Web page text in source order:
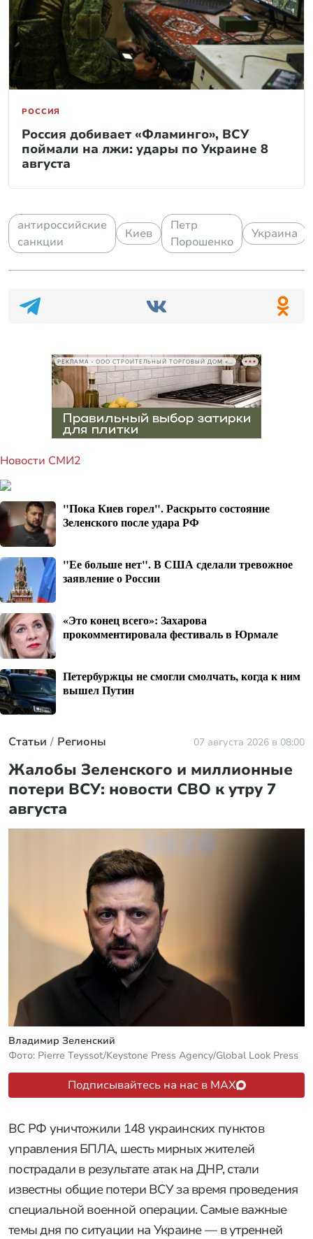
РОССИЯ
Россия добивает «Фламинго», ВСУ
поймали на лжи: удары по Украине 8
августа
антироссийские
санкции
Киев
Петр
Порошенко
Украина
Новости СМИ2
"Пока Киев горел". Раскрыто состояние
Зеленского после удара РФ
"Ее больше нет". В США сделали тревожное
заявление о России
«Это конец всего»: Захарова
прокомментировала фестиваль в Юрмале
Петербуржцы не смогли смолчать, когда к ним
вышел Путин
Статьи Регионы 07 августа 2026 в 08:00
Жалобы Зеленского и миллионные
потери ВСУ: новости СВО к утру 7
августа
Владимир Зеленский
Фото: Pierre Teyssot/Keystone Press Agency/Global Look Press
Подписывайтесь на нас в MAX
ВС РФ уничтожили 148 украинских пунктов
управления БПЛА, шесть мирных жителей
пострадали в результате атак на ДНР, стали
известны общие потери ВСУ за время проведения
специальной военной операции. Самые важные
темы дня по ситуации на Украине — в утренней